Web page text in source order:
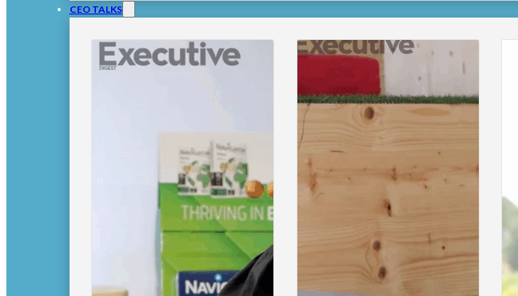
CEO TALKS